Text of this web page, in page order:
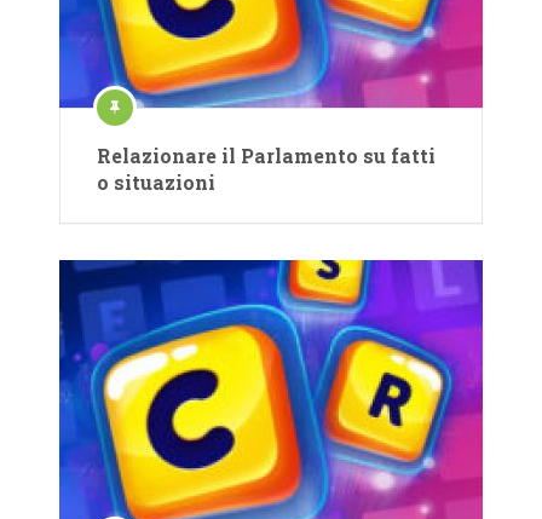
Relazionare il Parlamento su fatti
o situazioni